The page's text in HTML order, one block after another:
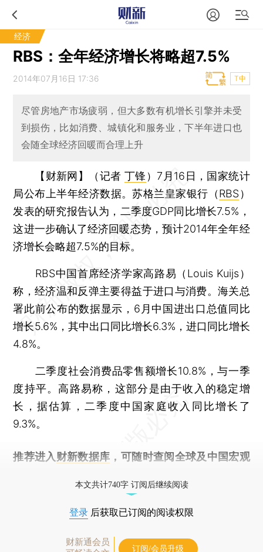
经济
RBS：全年经济增长将略超7.5%
2014年07月16日 17:36 T中
尽管房地产市场疲弱，但大多数有机增长引擎并未受
到损伤，比如消费、城镇化和服务业，下半年进口也
会随全球经济回暖而合理上升
【财新网】（记者丁锋 ） 7月16日，国家统计
局公布上半年经济数据。苏格兰皇家银行（RBS）
发表的研究报告认为，二季度GDP同比增长7.5%，
这进一步确认了经济回暖态势，预计2014年全年经
济增长会略超7.5%的目标。
RBS中国首席经济学家高路易（Louis Kuijs）
称，经济温和反弹主要得益于进口与消费。海关总
署此前公布的数据显示，6月中国进出口总值同比
增长5.6%，其中出口同比增长6.3%，进口同比增长
4.8%。
二季度社会消费品零售额增长10.8%，与一季
度持平。高路易称，这部分是由于收入的稳定增
长，据估算，二季度中国家庭收入同比增长了
9.3%。
推荐进入 财新数据库 ，可随时查阅全球及中国宏观
本文共计740字 订阅后继续阅读
登录 后获取已订阅的阅读权限
财新通会员
订阅/会员升级